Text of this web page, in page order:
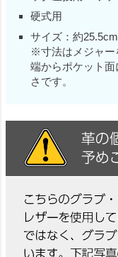
硬式用
サイズ：約25.5cm
※寸法はメジャー
端からポケット
さです。